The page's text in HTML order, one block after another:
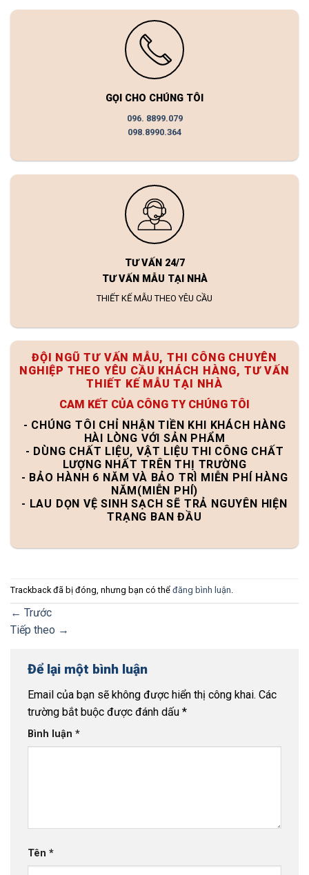
GỌI CHO CHÚNG TÔI
096. 8899.079
098.8990.364
TƯ VẤN 24/7
TƯ VẤN MẪU TẠI NHÀ
THIẾT KẾ MẪU THEO YÊU CẦU
ĐỘI NGŨ TƯ VẤN MẪU, THI CÔNG CHUYÊN
NGHIỆP THEO YÊU CẦU KHÁCH HÀNG, TƯ VẤN
THIẾT KẾ MẪU TẠI NHÀ
CAM KẾT CỦA CÔNG TY CHÚNG TÔI
- CHÚNG TÔI CHỈ NHẬN TIỀN KHI KHÁCH HÀNG
HÀI LÒNG VỚI SẢN PHẨM
- DÙNG CHẤT LIỆU, VẬT LIỆU THI CÔNG CHẤT
LƯỢNG NHẤT TRÊN THỊ TRƯỜNG
- BẢO HÀNH 6 NĂM VÀ BẢO TRÌ MIỄN PHÍ HÀNG
NĂM(MIỄN PHÍ)
- LAU DỌN VỆ SINH SẠCH SẼ TRẢ NGUYÊN HIỆN
TRẠNG BAN ĐẦU
Trackback đã bị đóng, nhưng bạn có thể đăng bình luận.
← Trước
Tiếp theo →
Để lại một bình luận
Email của bạn sẽ không được hiển thị công khai. Các
trường bắt buộc được đánh dấu *
Bình luận *
Tên *